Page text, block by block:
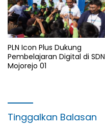
PLN Icon Plus Dukung
Pembelajaran Digital di SDN
Mojorejo 01
Tinggalkan Balasan